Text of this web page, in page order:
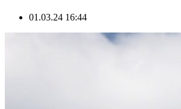
01.03.24 16:44